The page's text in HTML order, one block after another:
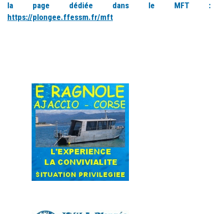
la page dédiée dans le MFT :
https://plongee.ffessm.fr/mft